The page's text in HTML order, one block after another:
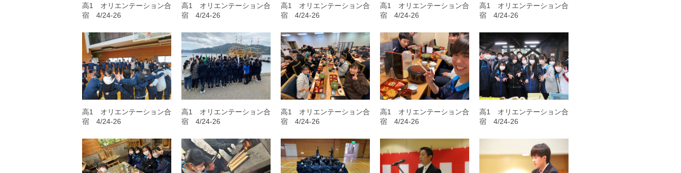
高1 オリエンテーション合
宿 4/24-26
高1 オリエンテーション合
宿 4/24-26
高1 オリエンテーション合
宿 4/24-26
高1 オリエンテーション合
宿 4/24-26
高1 オリエンテーション合
宿 4/24-26
高1 オリエンテーション合
宿 4/24-26
高1 オリエンテーション合
宿 4/24-26
高1 オリエンテーション合
宿 4/24-26
高1 オリエンテーション合
宿 4/24-26
高1 オリエンテーション合
宿 4/24-26